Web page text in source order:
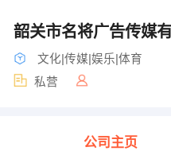
韶关市名将广告传媒
文化|传媒|娱乐|体育
私营
公司主页